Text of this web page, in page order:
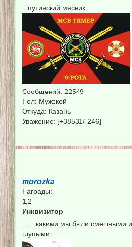
.: путинский мясник
Сообщений: 22549
Пол: Мужской
Откуда: Казань
Уважение: [+38531/-246]
morozka
Награды:
1,2
Инквизитор
.: ... какими мы были смешными и
глупыми...